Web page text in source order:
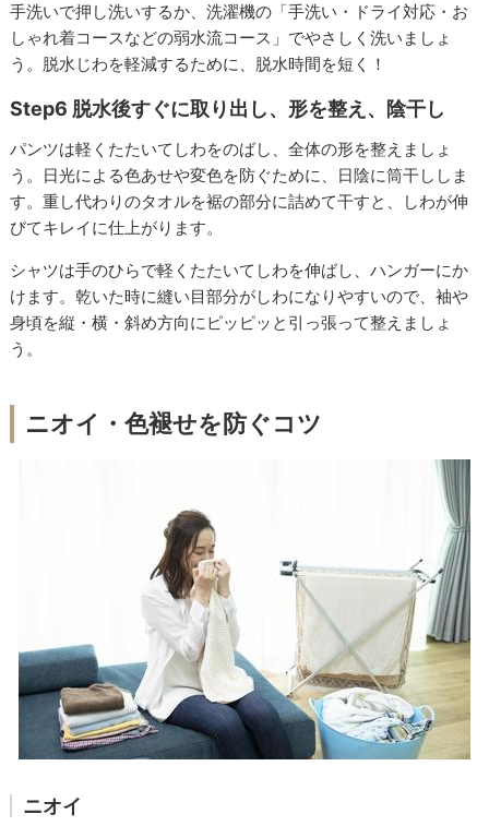
手洗いで押し洗いするか、洗濯機の「手洗い・ドライ対応・お
しゃれ着コースなどの弱⽔流コース」でやさしく洗いましょ
う。脱⽔じわを軽減するために、脱⽔時間を短く！
Step6 脱⽔後すぐに取り出し、形を整え、陰干し
パンツは軽くたたいてしわをのばし、全体の形を整えましょ
う。日光による色あせや変色を防ぐために、日陰に筒干ししま
す。重し代わりのタオルを裾の部分に詰めて干すと、しわが伸
びてキレイに仕上がります。
シャツは手のひらで軽くたたいてしわを伸ばし、ハンガーにか
けます。乾いた時に縫い目部分がしわになりやすいので、袖や
身頃を縦・横・斜め方向にピッピッと引っ張って整えましょ
う。
ニオイ・色褪せを防ぐコツ
ニオイ